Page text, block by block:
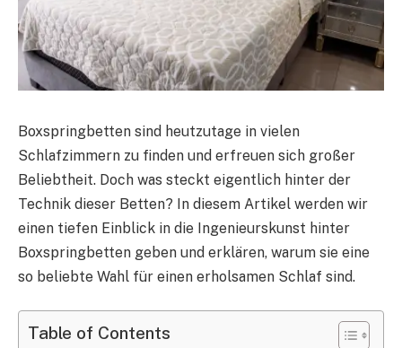
Boxspringbetten sind heutzutage in vielen
Schlafzimmern zu finden und erfreuen sich großer
Beliebtheit. Doch was steckt eigentlich hinter der
Technik dieser Betten? In diesem Artikel werden wir
einen tiefen Einblick in die Ingenieurskunst hinter
Boxspringbetten geben und erklären, warum sie eine
so beliebte Wahl für einen erholsamen Schlaf sind.
Table of Contents